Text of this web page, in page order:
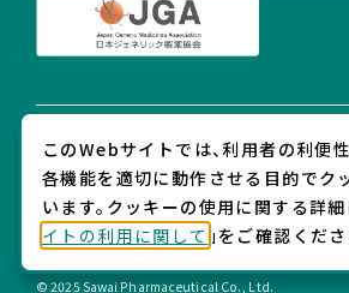
プライバシー・ポリシー
ソーシャルメディア利用規約
サイトの利用に関して
ウェブアクセシビリティ
© 2025 Sawai Pharmaceutical Co., Ltd.
このWebサイトでは、利用者の利便
各機能を適切に動作させる目的でク
います。クッキーの使用に関する詳細
イトの利用に関して 」をご確認くださ